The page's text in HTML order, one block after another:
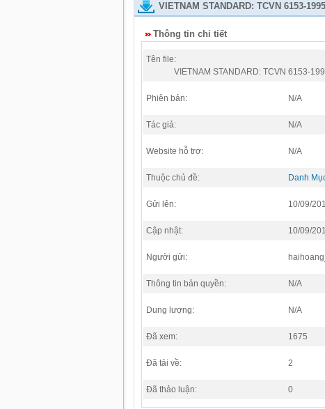
VIETNAM STANDARD: TCVN 6153-
Thông tin chi tiết
Tên file:
VIETNAM STANDARD: TCVN 6153-
Phiên bản: N/A
Tác giả: N/A
Website hỗ trợ: N/A
Thuộc chủ đề: Danh
Gửi lên: 10/09/
Cập nhật: 10/09/
Người gửi:
Thông tin bản quyền: N/A
Dung lượng: N/A
Đã xem: 1675
Đã tải về: 2
Đã thảo luận: 0